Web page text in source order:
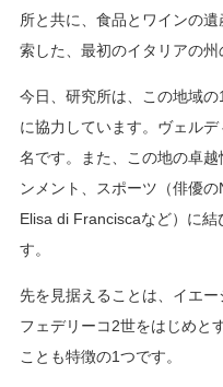
所と共に、食品とワインの
索した、最初のイタリアの州
今日、研究所は、この地域
に協力しています。ヴェル
名です。また、この地の卓
ンメント、スポーツ（俳優
Elisa di Franciscaなど）に
す。
先を見据えることは、イエー
フェデリーコ2世をはじめと
ことも特徴の1つです。